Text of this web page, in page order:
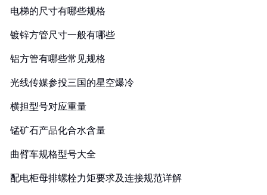
电梯的尺寸有哪些规格
镀锌方管尺寸一般有哪些
铝方管有哪些常见规格
光线传媒参投三国的星空爆冷
横担型号对应重量
锰矿石产品化合水含量
曲臂车规格型号大全
配电柜母排螺栓力矩要求及连接规范详解